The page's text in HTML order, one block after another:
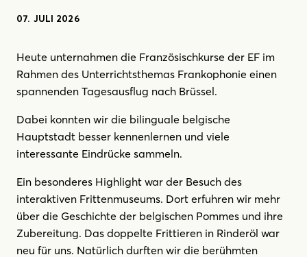
07. JULI 2026
Heute unternahmen die Französischkurse der EF im
Rahmen des Unterrichtsthemas Frankophonie einen
spannenden Tagesausflug nach Brüssel.
Dabei konnten wir die bilinguale belgische
Hauptstadt besser kennenlernen und viele
interessante Eindrücke sammeln.
Ein besonderes Highlight war der Besuch des
interaktiven Frittenmuseums. Dort erfuhren wir mehr
über die Geschichte der belgischen Pommes und ihre
Zubereitung. Das doppelte Frittieren in Rinderöl war
neu für uns. Natürlich durften wir die berühmten